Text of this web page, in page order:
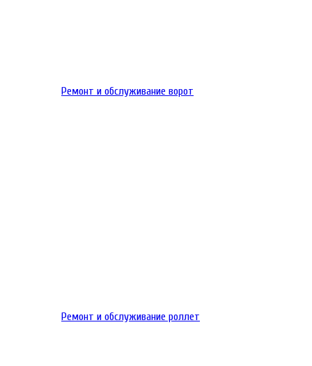
Ремонт и обслуживание ворот
Ремонт и обслуживание роллет